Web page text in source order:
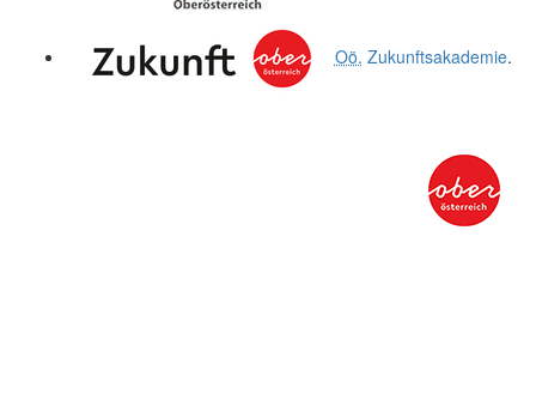
Oö. Zukunftsakademie.